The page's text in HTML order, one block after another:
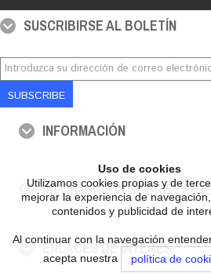
SUSCRIBIRSE AL BOLETÍN
SUBSCRIBE
INFORMACIÓN
INFORMACIÓN SOBRE LA
ENLACES DE INTERÉS
Uso de cookies
Utilizamos cookies propias y de
mejorar la experiencia de
contenidos y publicidad de
Al continuar con la navegación
acepta nuestra
política de